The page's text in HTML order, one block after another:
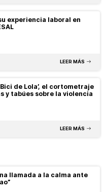
experiencia laboral en
LEER MÁS
de Lola’, el cortometraje
y tabúes sobre la violencia
LEER MÁS
llamada a la calma ante